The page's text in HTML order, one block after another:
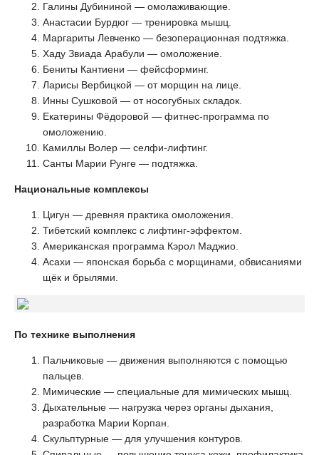
Галины Дубининой — омолаживающие.
Анастасии Бурдюг — тренировка мышц.
Маргариты Левченко — безоперационная подтяжка.
Хаду Звиада Арабули — омоложение.
Бениты Кантиени — фейсформинг.
Ларисы Вербицкой — от морщин на лице.
Инны Сушковой — от носогубных складок.
Екатерины Фёдоровой — фитнес-программа по
омоложению.
Камиллы Волер — селфи-лифтинг.
Санты Марии Рунге — подтяжка.
Национальные комплексы
Цигун — древняя практика омоложения.
Тибетский комплекс с лифтинг-эффектом.
Американская программа Кэрол Маджио.
Асахи — японская борьба с морщинами, обвисаниями
щёк и брылями.
По технике выполнения
Пальчиковые — движения выполняются с помощью
пальцев.
Мимические — специальные для мимических мышц.
Дыхательные — нагрузка через органы дыхания,
разработка Марии Корпан.
Скульптурные — для улучшения контуров.